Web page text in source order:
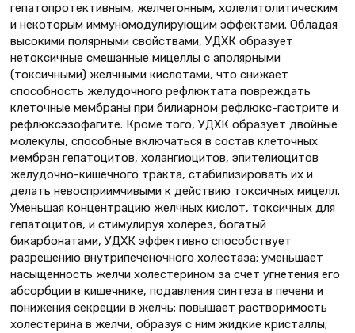
гепатопротективным, желчегонным, холелитолитическим
и некоторым иммуномодулирующим эффектами. Обладая
высокими полярными свойствами, УДХК образует
нетоксичные смешанные мицеллы с аполярными
(токсичными) желчными кислотами, что снижает
способность желудочного рефлюктата повреждать
клеточные мембраны при билиарном рефлюкс-гастрите и
рефлюксэзофагите. Кроме того, УДХК образует двойные
молекулы, способные включаться в состав клеточных
мембран гепатоцитов, холангиоцитов, эпителиоцитов
желудочно-кишечного тракта, стабилизировать их и
делать невосприимчивыми к действию токсичных мицелл.
Уменьшая концентрацию желчных кислот, токсичных для
гепатоцитов, и стимулируя холерез, богатый
бикарбонатами, УДХК эффективно способствует
разрешению внутрипеченочного холестаза; уменьшает
насыщенность желчи холестерином за счет угнетения его
абсорбции в кишечнике, подавления синтеза в печени и
понижения секреции в желчь; повышает растворимость
холестерина в желчи, образуя с ним жидкие кристаллы;